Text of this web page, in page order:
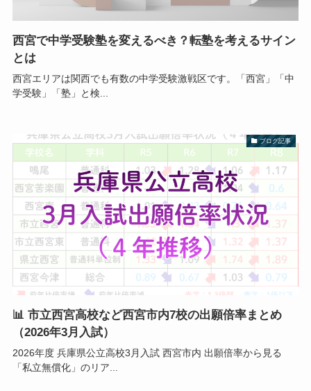
西宮で中学受験塾を変えるべき？転塾を考えるサイン
とは
西宮エリアは関西でも有数の中学受験激戦区です。「西宮」「中
学受験」「塾」と検...
ブログ記事
📊 市立西宮高校など西宮市内7校の出願倍率まとめ
（2026年3月入試）
2026年度 兵庫県公立高校3月入試 西宮市内 出願倍率から見る
「私立無償化」のリア...